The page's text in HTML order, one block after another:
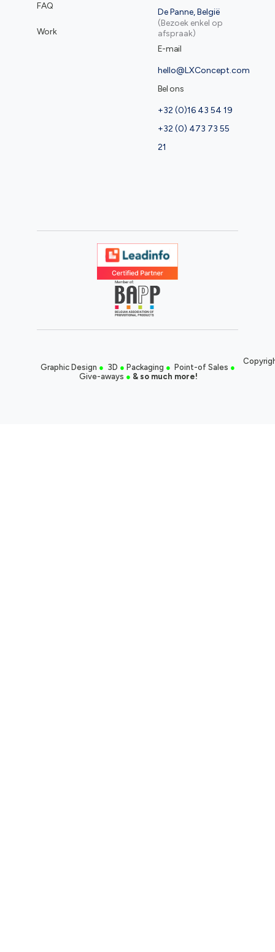
FAQ
Work
De Panne, België
(Bezoek enkel op
afspraak)
E-mail
hello@LXConcept.com
Bel ons
+32 (0)16 43 54 19
+32 (0) 473 73 55
21
Graphic Design ● 3D ● Packaging ● Point-of Sales ●
Give-aways ● & so much more!